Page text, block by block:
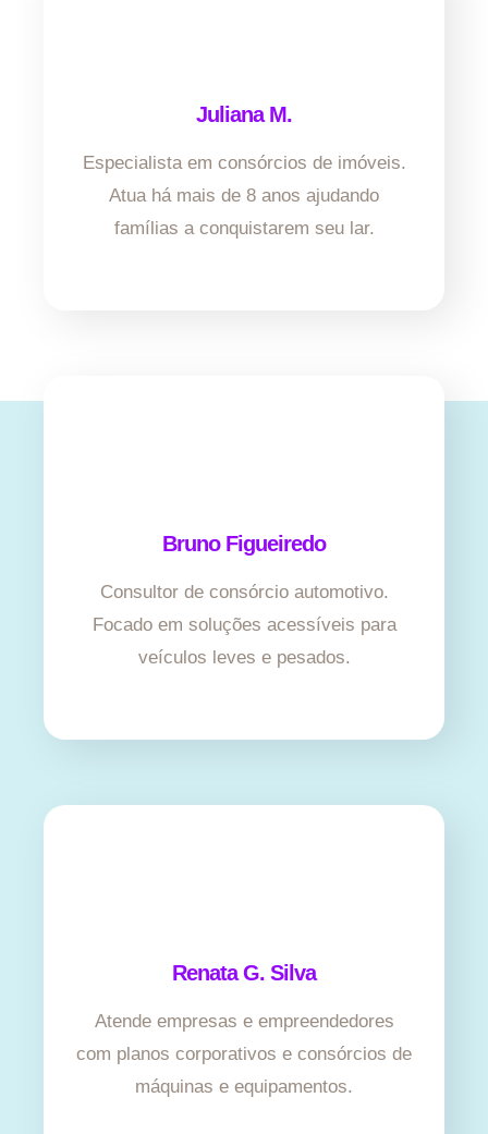
Juliana M.
Especialista em consórcios de imóveis.
Atua há mais de 8 anos ajudando
famílias a conquistarem seu lar.
Bruno Figueiredo
Consultor de consórcio automotivo.
Focado em soluções acessíveis para
veículos leves e pesados.
Renata G. Silva
Atende empresas e empreendedores
com planos corporativos e consórcios de
máquinas e equipamentos.